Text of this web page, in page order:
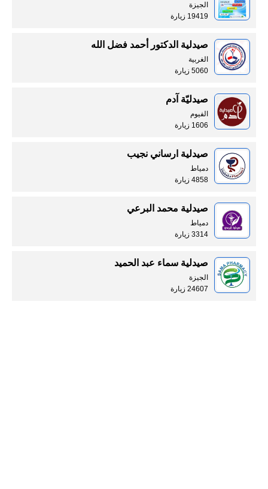
الجيزة
19419 زيارة
صيدلية الدكتور أحمد فضل الله
الغربية
5060 زيارة
صيدليّة آدم
الفيوم
1606 زيارة
صيدلية ارساني نجيب
دمياط
4858 زيارة
صيدلية محمد البرعي
دمياط
3314 زيارة
صيدلية سماء عبد الحميد
الجيزة
24607 زيارة